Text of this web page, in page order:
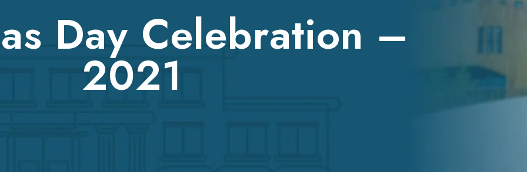
Day Celebration –
2021